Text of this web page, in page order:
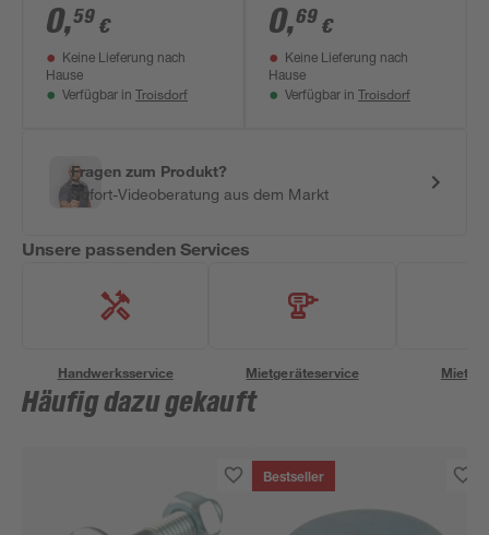
Stück
0,59 €
Keine Lieferung nach
Hause
Verfügbar in Troisdorf
0,69 €
Keine Lieferung nach
Hause
Verfügbar in Troisdorf
Fragen zum Produkt?
Sofort-Videoberatung aus dem Markt
Unsere passenden Services
Handwerksservice Mietgeräteservice
Häufig dazu gekauft
Bestseller